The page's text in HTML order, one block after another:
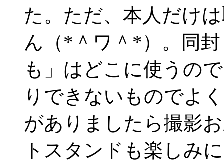
た。ただ、本人だけ
ん（*＾ワ＾*）。同
も」はどこに使うの
りできないものでよ
がありましたら撮影
トスタンドも楽しみ